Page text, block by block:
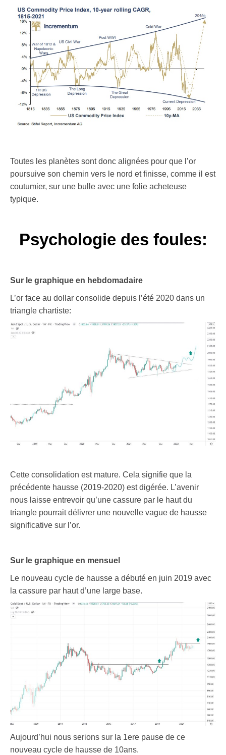
Toutes les planètes sont donc alignées pour que l’or
poursuive son chemin vers le nord et finisse, comme il est
coutumier, sur une bulle avec une folie acheteuse
typique.
Psychologie des foules:
Sur le graphique en hebdomadaire
L’or face au dollar consolide depuis l’été 2020 dans un
triangle chartiste:
Cette consolidation est mature. Cela signifie que la
précédente hausse (2019-2020) est digérée. L’avenir
nous laisse entrevoir qu’une cassure par le haut du
triangle pourrait délivrer une nouvelle vague de hausse
significative sur l’or.
Sur le graphique en mensuel
Le nouveau cycle de hausse a débuté en juin 2019 avec
la cassure par haut d’une large base.
Aujourd’hui nous serions sur la 1ere pause de ce
nouveau cycle de hausse de 10ans.